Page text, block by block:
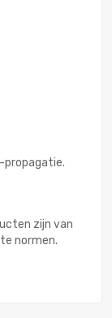
propagatie.
zijn van
normen.